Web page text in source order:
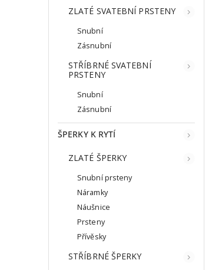
ZLATÉ SVATEBNÍ PRSTENY
Snubní
Zásnubní
STŘÍBRNÉ SVATEBNÍ
PRSTENY
Snubní
Zásnubní
ŠPERKY K RYTÍ
ZLATÉ ŠPERKY
Snubní prsteny
Náramky
Náušnice
Prsteny
Přívěsky
STŘÍBRNÉ ŠPERKY